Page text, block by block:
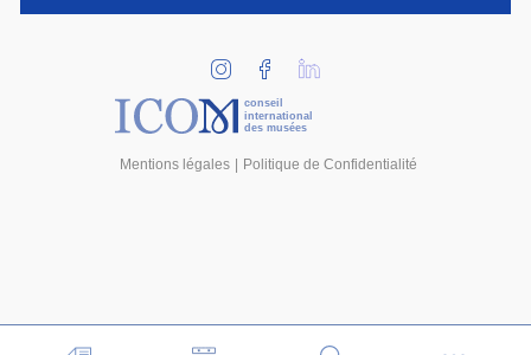
conseil
international
des musées
Mentions légales Politique de Confidentialité